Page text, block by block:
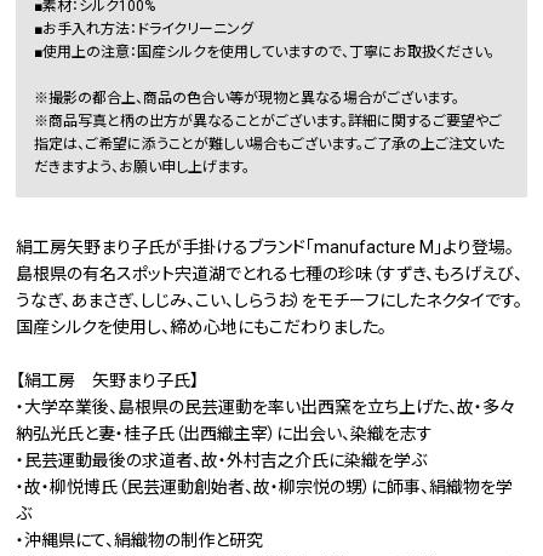
■素材：シルク100%
■お手入れ方法：ドライクリーニング
■使用上の注意：国産シルクを使用していますので、丁寧にお取扱ください。
※撮影の都合上、商品の色合い等が現物と異なる場合がございます。
※商品写真と柄の出方が異なることがございます。詳細に関するご要望やご
指定は、ご希望に添うことが難しい場合もございます。ご了承の上ご注文いた
だきますよう、お願い申し上げます。
絹工房矢野まり子氏が手掛けるブランド「manufacture M」より登場。
島根県の有名スポット宍道湖でとれる七種の珍味（すずき、もろげえび、
うなぎ、あまさぎ、しじみ、こい、しらうお）をモチーフにしたネクタイです。
国産シルクを使用し、締め心地にもこだわりました。
【絹工房 矢野まり子氏】
・大学卒業後、島根県の民芸運動を率い出西窯を立ち上げた、故・多々
納弘光氏と妻・桂子氏（出西織主宰）に出会い、染織を志す
・民芸運動最後の求道者、故・外村吉之介氏に染織を学ぶ
・故・柳悦博氏（民芸運動創始者、故・柳宗悦の甥）に師事、絹織物を学
ぶ
・沖縄県にて、絹織物の制作と研究